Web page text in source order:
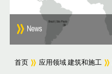
News
首页 应用领域 建筑和施工